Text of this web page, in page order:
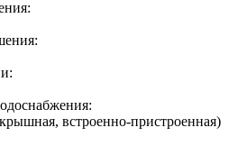
встроенно-пристроенная)